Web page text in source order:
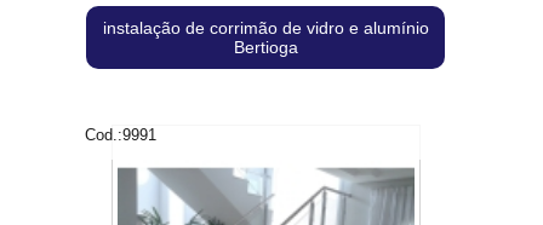
instalação de corrimão de vidro e alumínio
Bertioga
Cod.:9991